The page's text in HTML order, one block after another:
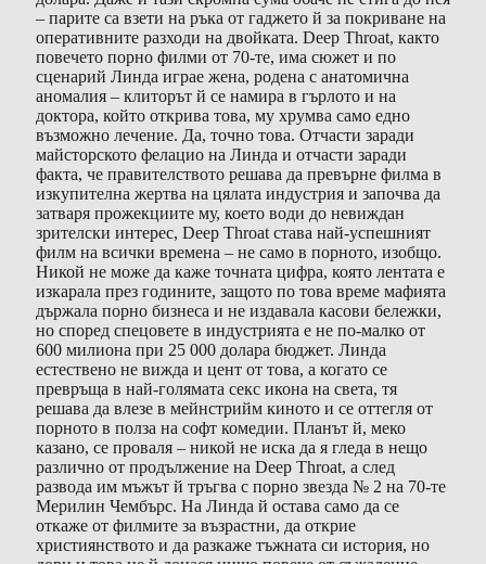
– парите са взети на ръка от гаджето й за покриване на
оперативните разходи на двойката. Deep Throat, както
повечето порно филми от 70-те, има сюжет и по
сценарий Линда играе жена, родена с анатомична
аномалия – клиторът й се намира в гърлото и на
доктора, който открива това, му хрумва само едно
възможно лечение. Да, точно това. Отчасти заради
майсторското фелацио на Линда и отчасти заради
факта, че правителството решава да превърне филма в
изкупителна жертва на цялата индустрия и започва да
затваря прожекциите му, което води до невиждан
зрителски интерес, Deep Throat става най-успешният
филм на всички времена – не само в порното, изобщо.
Никой не може да каже точната цифра, която лентата е
изкарала през годините, защото по това време мафията
държала порно бизнеса и не издавала касови бележки,
но според спецовете в индустрията е не по-малко от
600 милиона при 25 000 долара бюджет. Линда
естествено не вижда и цент от това, а когато се
превръща в най-голямата секс икона на света, тя
решава да влезе в мейнстрийм киното и се оттегля от
порното в полза на софт комедии. Планът й, меко
казано, се проваля – никой не иска да я гледа в нещо
различно от продължение на Deep Throat, а след
развода им мъжът й тръгва с порно звезда № 2 на 70-те
Мерилин Чембърс. На Линда й остава само да се
откаже от филмите за възрастни, да открие
християнството и да разкаже тъжната си история, но